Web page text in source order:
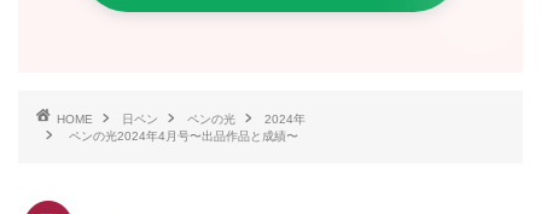
HOME 日ペン ペンの光
2024年
ペンの光2024年4月号〜出品作品と成績〜